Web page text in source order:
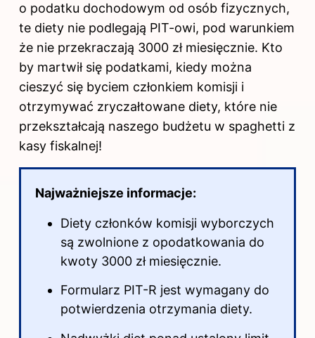
o podatku dochodowym od osób fizycznych,
te diety nie podlegają PIT-owi, pod warunkiem
że nie przekraczają 3000 złmiesięcznie. Kto
by martwił się podatkami, kiedy można
cieszyć się byciem członkiem komisji i
otrzymywać zryczałtowane diety, które nie
przekształcają naszego budżetu w spaghetti z
kasy fiskalnej!
Najważniejsze informacje:
Diety członków komisji wyborczych
są zwolnione z opodatkowania do
kwoty 3000 zł miesięcznie.
Formularz PIT-R jest wymagany do
potwierdzenia otrzymania diety.